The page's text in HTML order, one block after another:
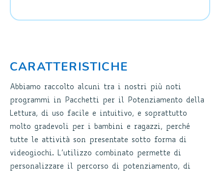
CARATTERISTICHE
Abbiamo raccolto alcuni tra i nostri più noti
programmi in Pacchetti per il Potenziamento della
Lettura, di uso facile e intuitivo, e soprattutto
molto gradevoli per i bambini e ragazzi, perché
tutte le attività son presentate sotto forma di
videogiochi. L’utilizzo combinato permette di
personalizzare il percorso di potenziamento, di